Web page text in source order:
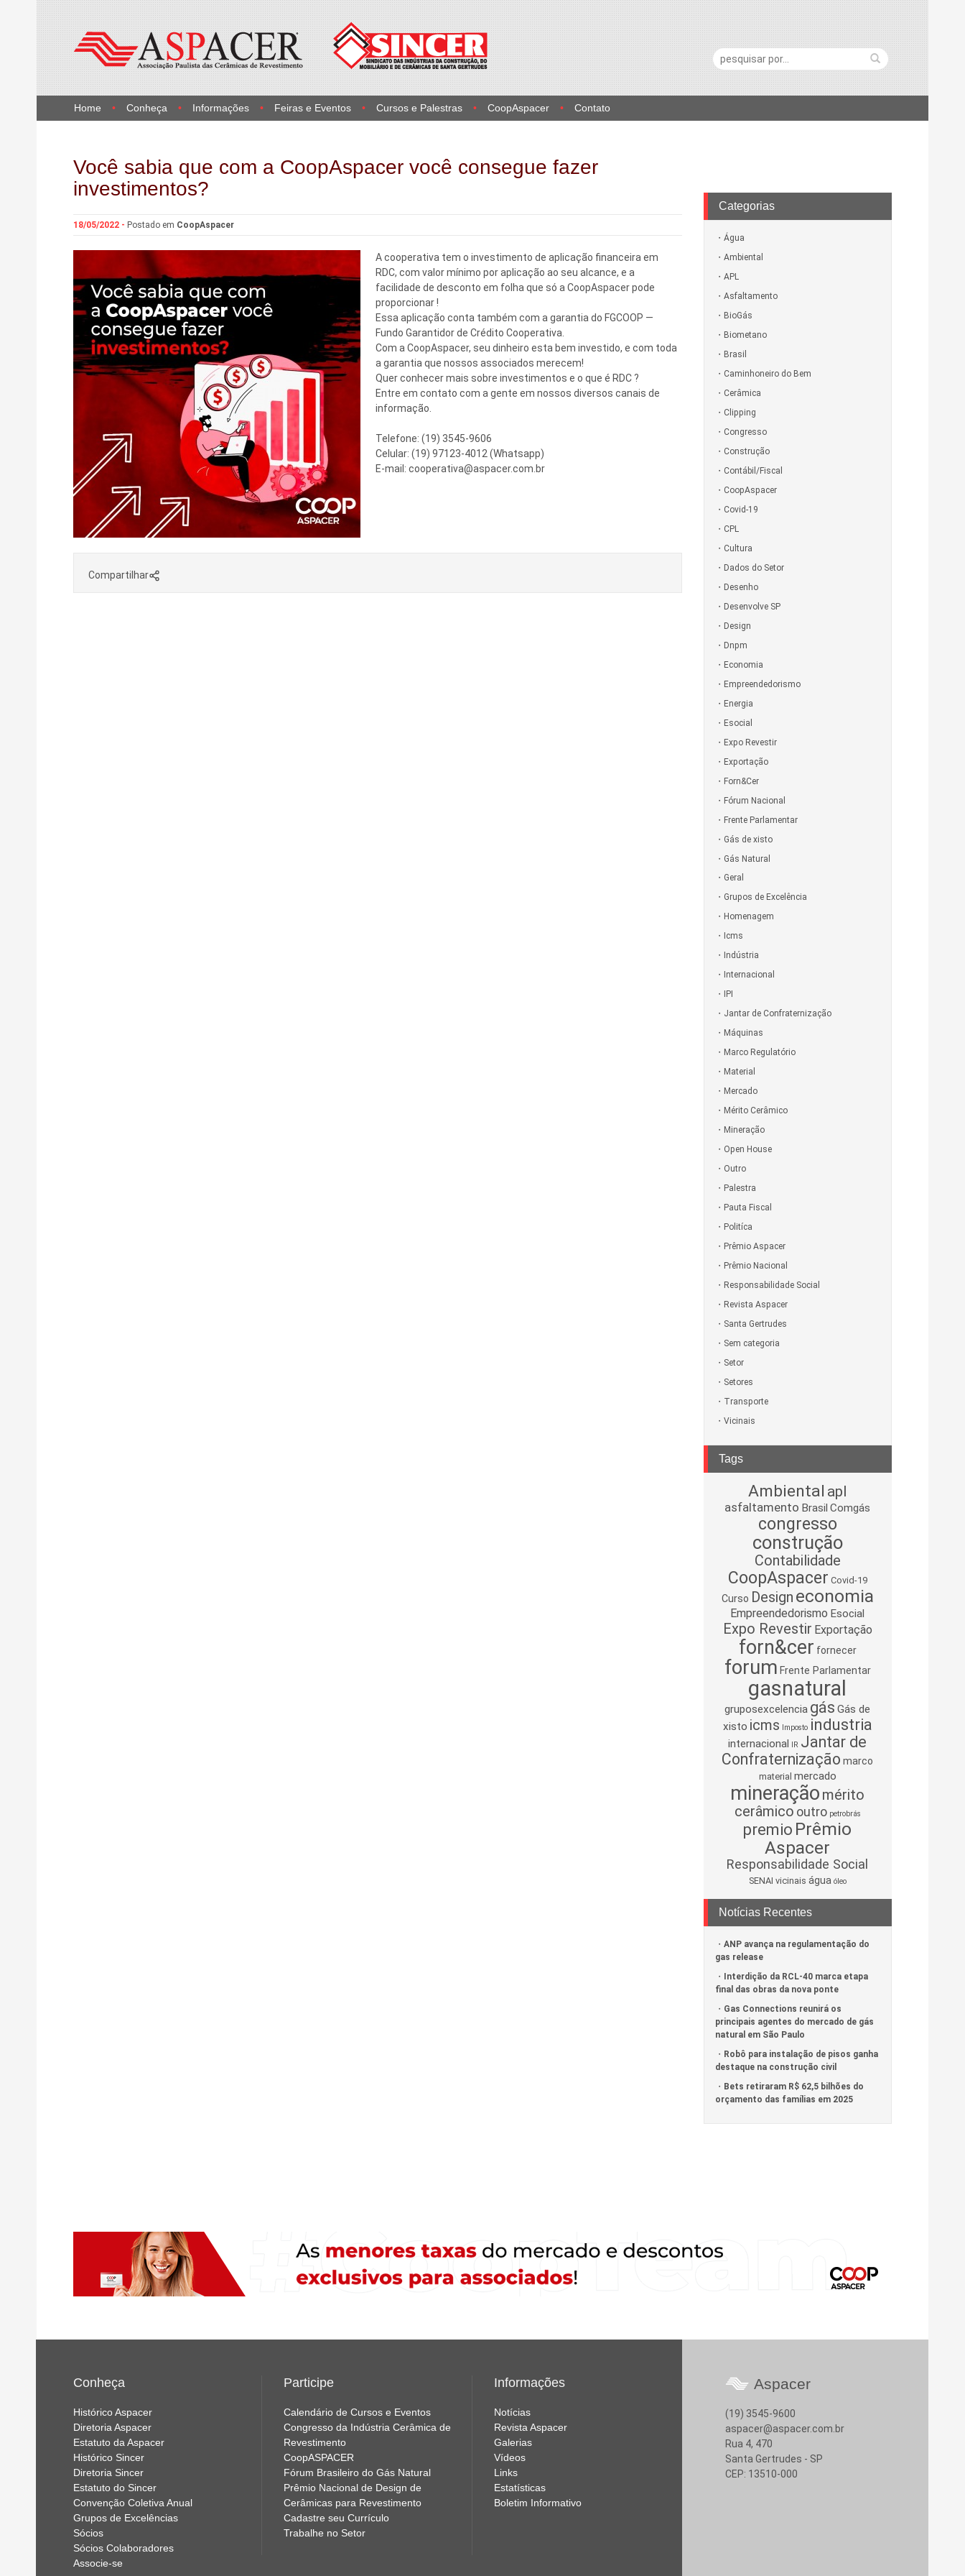
Home Conheça Informações Feiras e Eventos Cursos e Palestras CoopAspacer Contato
Pesquisa:
Você sabia que com a CoopAspacer você consegue fazer
investimentos?
18/05/2022 - Postado em CoopAspacer
A cooperativa tem o investimento de aplicação financeira em
RDC, com valor mínimo por aplicação ao seu alcance, e a
facilidade de desconto em folha que só a CoopAspacer pode
proporcionar !
Essa aplicação conta também com a garantia do FGCOOP —
Fundo Garantidor de Crédito Cooperativa.
Com a CoopAspacer, seu dinheiro esta bem investido, e com toda
a garantia que nossos associados merecem!
Quer conhecer mais sobre investimentos e o que é RDC ?
Entre em contato com a gente em nossos diversos canais de
informação.
Telefone: (19) 3545-9606
Celular: (19) 97123-4012 (Whatsapp)
E-mail: cooperativa@aspacer.com.br
Compartilhar
Categorias
Água
Ambiental
APL
Asfaltamento
BioGás
Biometano
Brasil
Caminhoneiro do Bem
Cerâmica
Clipping
Congresso
Construção
Contábil/Fiscal
CoopAspacer
Covid-19
CPL
Cultura
Dados do Setor
Desenho
Desenvolve SP
Design
Dnpm
Economia
Empreendedorismo
Energia
Esocial
Expo Revestir
Exportação
Forn&Cer
Fórum Nacional
Frente Parlamentar
Gás de xisto
Gás Natural
Geral
Grupos de Excelência
Homenagem
Icms
Indústria
Internacional
IPI
Jantar de Confraternização
Máquinas
Marco Regulatório
Material
Mercado
Mérito Cerâmico
Mineração
Open House
Outro
Palestra
Pauta Fiscal
Politíca
Prêmio Aspacer
Prêmio Nacional
Responsabilidade Social
Revista Aspacer
Santa Gertrudes
Sem categoria
Setor
Setores
Transporte
Vicinais
Tags
Ambiental apl
asfaltamento Brasil Comgás
congresso
construção
Contabilidade
CoopAspacer Covid-19
Curso Design economia
Empreendedorismo Esocial
Expo Revestir Exportação
forn&cer fornecer
forum Frente Parlamentar
gasnatural
gruposexcelencia gás Gás de
xisto icms Imposto industria
internacional IR Jantar de
Confraternização marco
material mercado
mineração mérito
cerâmico outro petrobrás
premio Prêmio
Aspacer
Responsabilidade Social
SENAI vicinais água óleo
Notícias Recentes
ANP avança na regulamentação do
gas release
Interdição da RCL-40 marca etapa
final das obras da nova ponte
Gas Connections reunirá os
principais agentes do mercado de gás
natural em São Paulo
Robô para instalação de pisos ganha
destaque na construção civil
Bets retiraram R$ 62,5 bilhões do
orçamento das famílias em 2025
Conheça
Histórico Aspacer
Diretoria Aspacer
Estatuto da Aspacer
Histórico Sincer
Diretoria Sincer
Estatuto do Sincer
Convenção Coletiva Anual
Grupos de Excelências
Sócios
Sócios Colaboradores
Associe-se
Participe
Calendário de Cursos e Eventos
Congresso da Indústria Cerâmica de
Revestimento
CoopASPACER
Fórum Brasileiro do Gás Natural
Prêmio Nacional de Design de
Cerâmicas para Revestimento
Cadastre seu Currículo
Trabalhe no Setor
Informações
Notícias
Revista Aspacer
Galerias
Vídeos
Links
Estatísticas
Boletim Informativo
Aspacer
(19) 3545-9600
aspacer@aspacer.com.br
Rua 4, 470
Santa Gertrudes - SP
CEP: 13510-000